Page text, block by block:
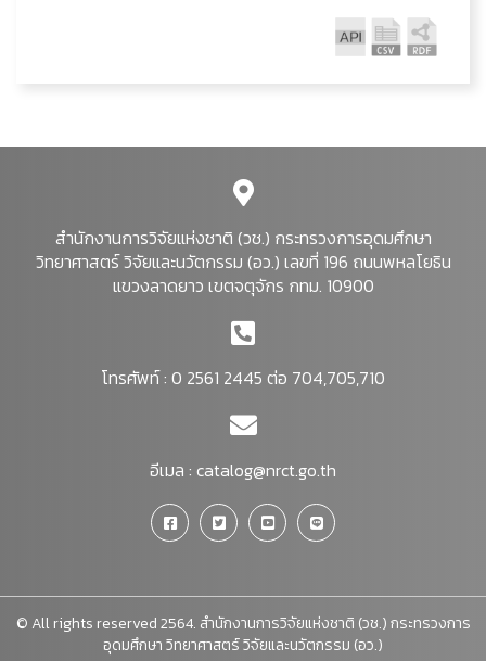
สำนักงานการวิจัยแห่งชาติ (วช.) กระทรวงการอุดมศึกษา
วิทยาศาสตร์ วิจัยและนวัตกรรม (อว.) เลขที่ 196 ถนนพหลโยธิน
แขวงลาดยาว เขตจตุจักร กทม. 10900
โทรศัพท์ : 0 2561 2445 ต่อ 704,705,710
อีเมล : catalog@nrct.go.th
© All rights reserved 2564. สำนักงานการวิจัยแห่งชาติ (วช.) กระทรวงการ
อุดมศึกษา วิทยาศาสตร์ วิจัยและนวัตกรรม (อว.)